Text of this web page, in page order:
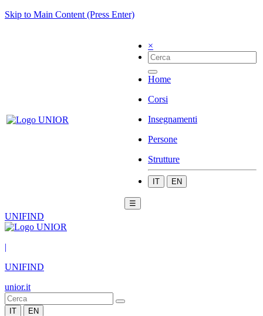
Skip to Main Content (Press Enter)
×
Home
Corsi
Insegnamenti
Persone
Strutture
IT EN
☰
UNIFIND
|
UNIFIND
unior.it
IT EN